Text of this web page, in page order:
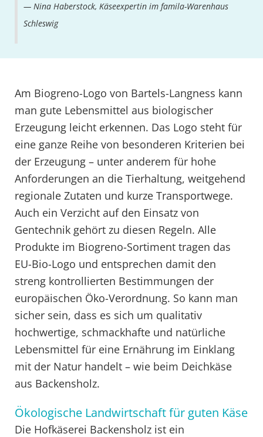
Nina Haberstock, Käseexpertin im famila-Warenhaus
Schleswig
Am Biogreno-Logo von Bartels-Langness kann
man gute Lebensmittel aus biologischer
Erzeugung leicht erkennen. Das Logo steht für
eine ganze Reihe von besonderen Kriterien bei
der Erzeugung – unter anderem für hohe
Anforderungen an die Tierhaltung, weitgehend
regionale Zutaten und kurze Transportwege.
Auch ein Verzicht auf den Einsatz von
Gentechnik gehört zu diesen Regeln. Alle
Produkte im Biogreno-Sortiment tragen das
EU-Bio-Logo und entsprechen damit den
streng kontrollierten Bestimmungen der
europäischen Öko-Verordnung. So kann man
sicher sein, dass es sich um qualitativ
hochwertige, schmackhafte und natürliche
Lebensmittel für eine Ernährung im Einklang
mit der Natur handelt – wie beim Deichkäse
aus Backensholz.
Ökologische Landwirtschaft für guten Käse
Die Hofkäserei Backensholz ist ein